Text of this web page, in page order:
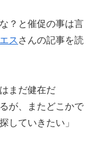
？と催促の事は言
ス さんの記事を読
まだ健在だ
が、またどこかで
していきたい」